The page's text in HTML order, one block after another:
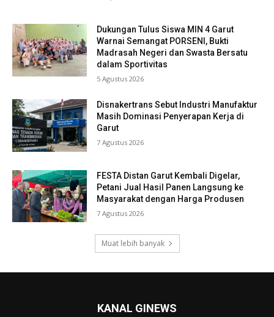
Dukungan Tulus Siswa MIN 4 Garut
Warnai Semangat PORSENI, Bukti
Madrasah Negeri dan Swasta Bersatu
dalam Sportivitas
5 Agustus 2026
Disnakertrans Sebut Industri Manufaktur
Masih Dominasi Penyerapan Kerja di
Garut
7 Agustus 2026
FESTA Distan Garut Kembali Digelar,
Petani Jual Hasil Panen Langsung ke
Masyarakat dengan Harga Produsen
7 Agustus 2026
Muat lebih banyak
KANAL GINEWS